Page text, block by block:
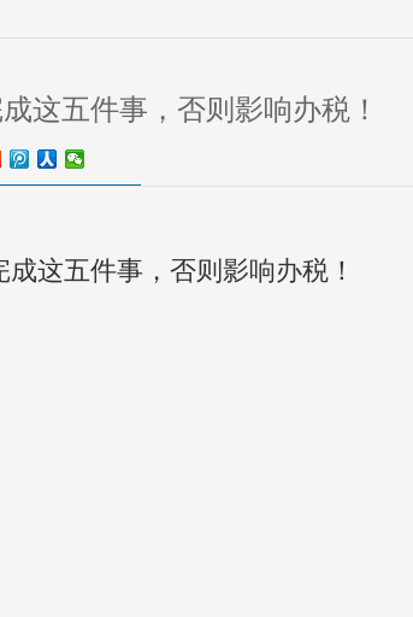
这五件事，否则影响办税！
这五件事，否则影响办税！